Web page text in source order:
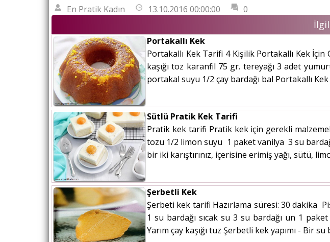
En Pratik Kadın 13.10.2016 00:00:00 0
Portakallı Kek
Portakallı Kek Tarifi 4 Kişilik Portakallı Kek
kaşığı toz karanfil 75 gr. tereyağı 3 adet
portakal suyu 1/2 çay bardağı bal Portakallı
Sütlü Pratik Kek Tarifi
Pratik kek tarifi Pratik kek için gerekli
tozu 1/2 limon suyu 1 paket vanilya 3 su
bir iki karıştırınız, içerisine erimiş yağı, sütü,
Şerbetli Kek
Şerbeti kek tarifi Hazırlama süresi: 30 dakika
1 su bardağı sıcak su 3 su bardağı un 1
Yarım çay kaşığı tuz Şerbetli kek yapımı - Bir